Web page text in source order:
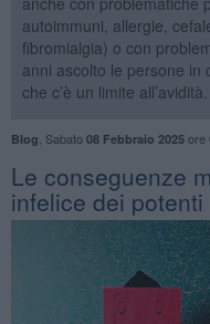
autoimmuni, allergie,
fibromialgia) o con
anni ascolto le persone in
che c’è un limite all’avidità.
Blog Sabato 08 Febbraio 2025ore
Le conseguenze
infelice dei potenti